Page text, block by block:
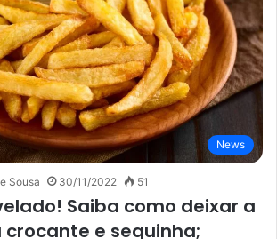
News
Sousa 30/11/2022 51
Saiba como deixar a
e sequinha;